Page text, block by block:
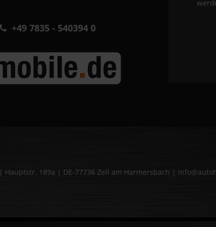
+49 7835 - 540394 0
| Hauptstr. 189a | DE-77736 Zell am Harmersbach |